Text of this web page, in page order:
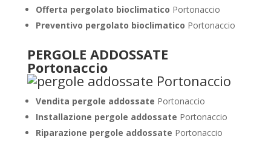
Offerta pergolato bioclimatico Portonaccio
Preventivo pergolato bioclimatico Portonaccio
PERGOLE ADDOSSATE
Portonaccio
Vendita pergole addossate Portonaccio
Installazione pergole addossate Portonaccio
Riparazione pergole addossate Portonaccio